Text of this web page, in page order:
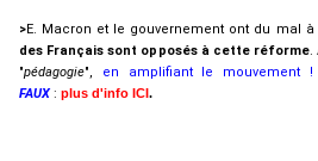
>E. Macron et le gouvernement ont du mal
des Français sont opposés à cette réforme.
"pédagogie", en amplifiant le
FAUX : plus d'info ICI.